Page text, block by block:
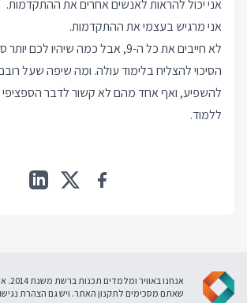
אני יכול להראות לאנשים אחרים את ההתקדמות.
אני מרגיש בעצמי את ההתקדמות.
לא חייבים את כל ה-9, אבל כמה שיהיו
הסיכוי להצליח בלימוד עולה. ומה שיפה שעל
להשפיע, ואף אחד מהם לא קשור לדבר הספציפי
ללמוד.
אנחנו
שאתם מסכימים לתקנון האתר. ויש גםהצהרת